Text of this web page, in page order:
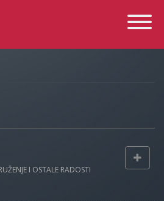
Toggle
I OSTALE RADOSTI